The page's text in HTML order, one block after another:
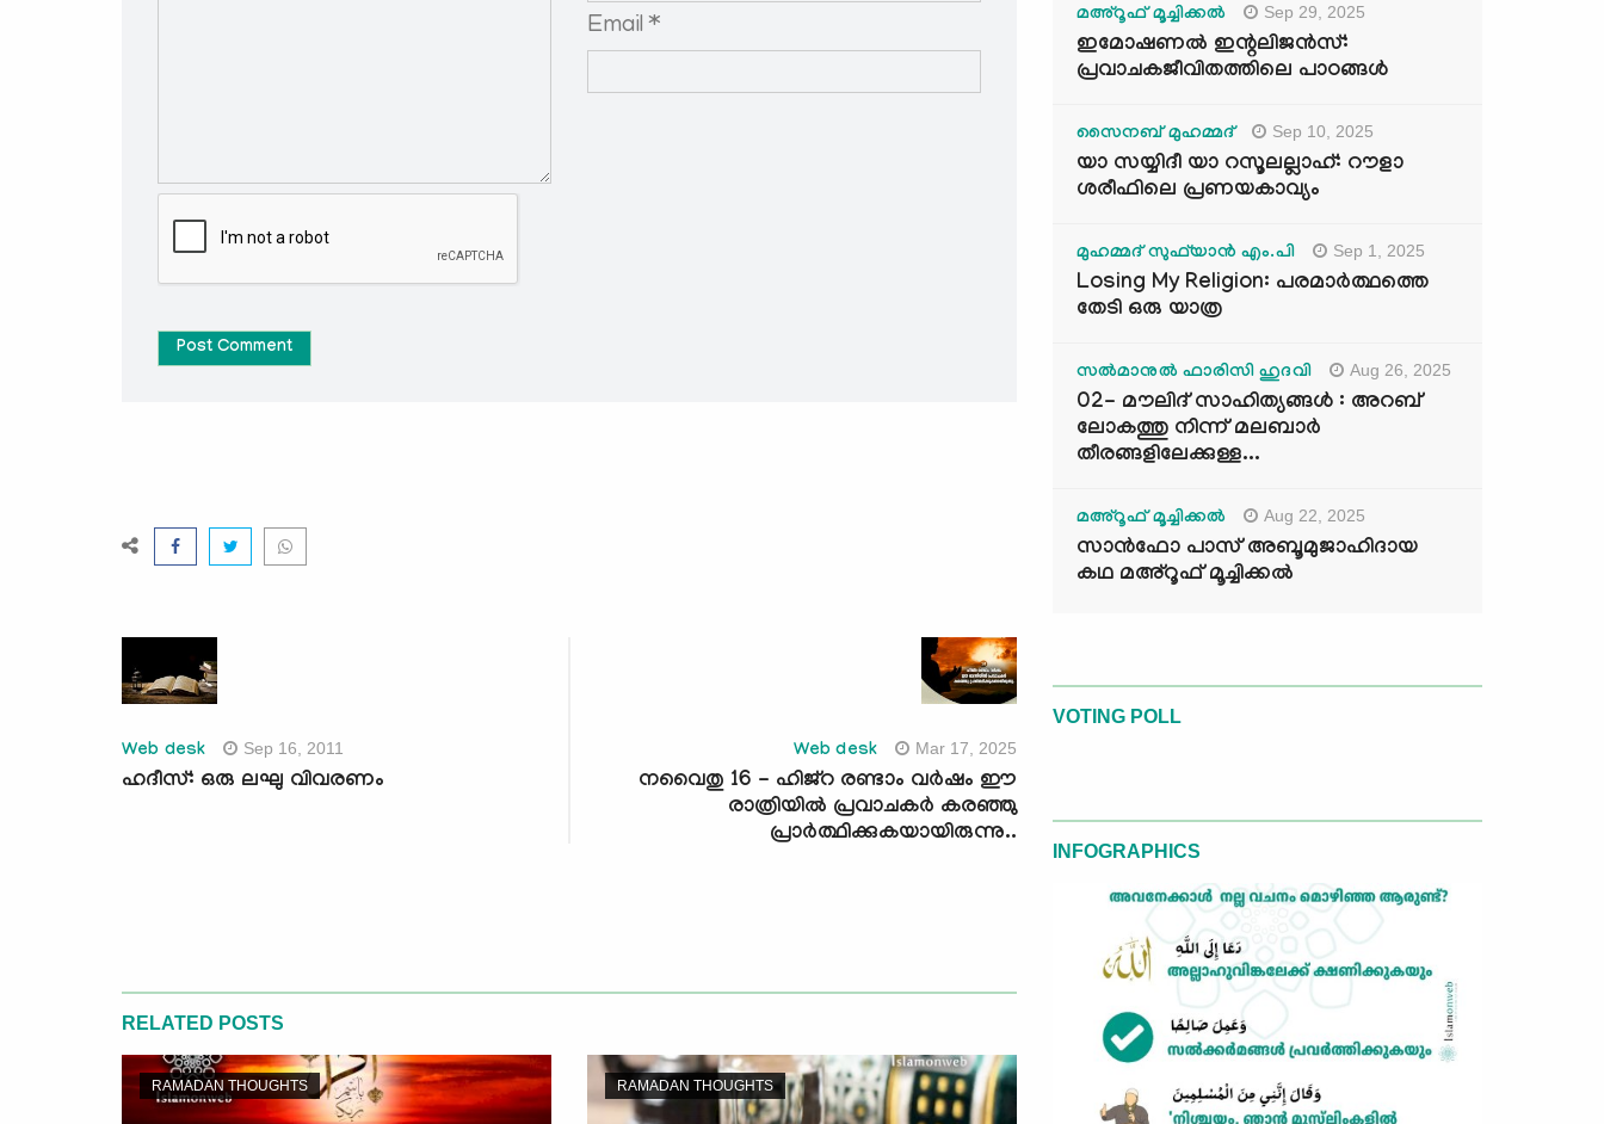
Email *
Post Comment
Web desk Sep 16, 2011
ഹദീസ്: ഒരു ലഘു വിവരണം
Web desk Mar 17, 2025
നവൈതു 16 - ഹിജ്റ രണ്ടാം വര്‍ഷം ഈ
രാത്രിയില്‍ പ്രവാചകര്‍ കരഞ്ഞു
പ്രാര്‍ത്ഥിക്കുകയായിരുന്നു..
RELATED POSTS
RAMADAN THOUGHTS RAMADAN THOUGHTS
മഅ്റൂഫ് മൂച്ചിക്കല്‍ Sep 29, 2025
ഇമോഷണൽ ഇന്റലിജൻസ്:
പ്രവാചകജീവിതത്തിലെ പാഠങ്ങൾ
സൈനബ് മുഹമ്മദ് Sep 10, 2025
യാ സയ്യിദീ യാ റസൂലല്ലാഹ്: റൗളാ
ശരീഫിലെ പ്രണയകാവ്യം
മുഹമ്മദ് സുഫ്‌യാൻ എം.പി Sep 1, 2025
Losing My Religion: പരമാർത്ഥത്തെ
തേടി ഒരു യാത്ര
സൽമാനുൽ ഫാരിസി ഹുദവി Aug 26, 2025
02- മൗലിദ് സാഹിത്യങ്ങൾ : അറബ്
ലോകത്തു നിന്ന് മലബാർ
തീരങ്ങളിലേക്കുള്ള...
മഅ്റൂഫ് മൂച്ചിക്കല്‍ Aug 22, 2025
സാൻഫോ പാസ് അബൂമുജാഹിദായ
കഥ മഅ്റൂഫ് മൂച്ചിക്കല്‍
VOTING POLL
INFOGRAPHICS